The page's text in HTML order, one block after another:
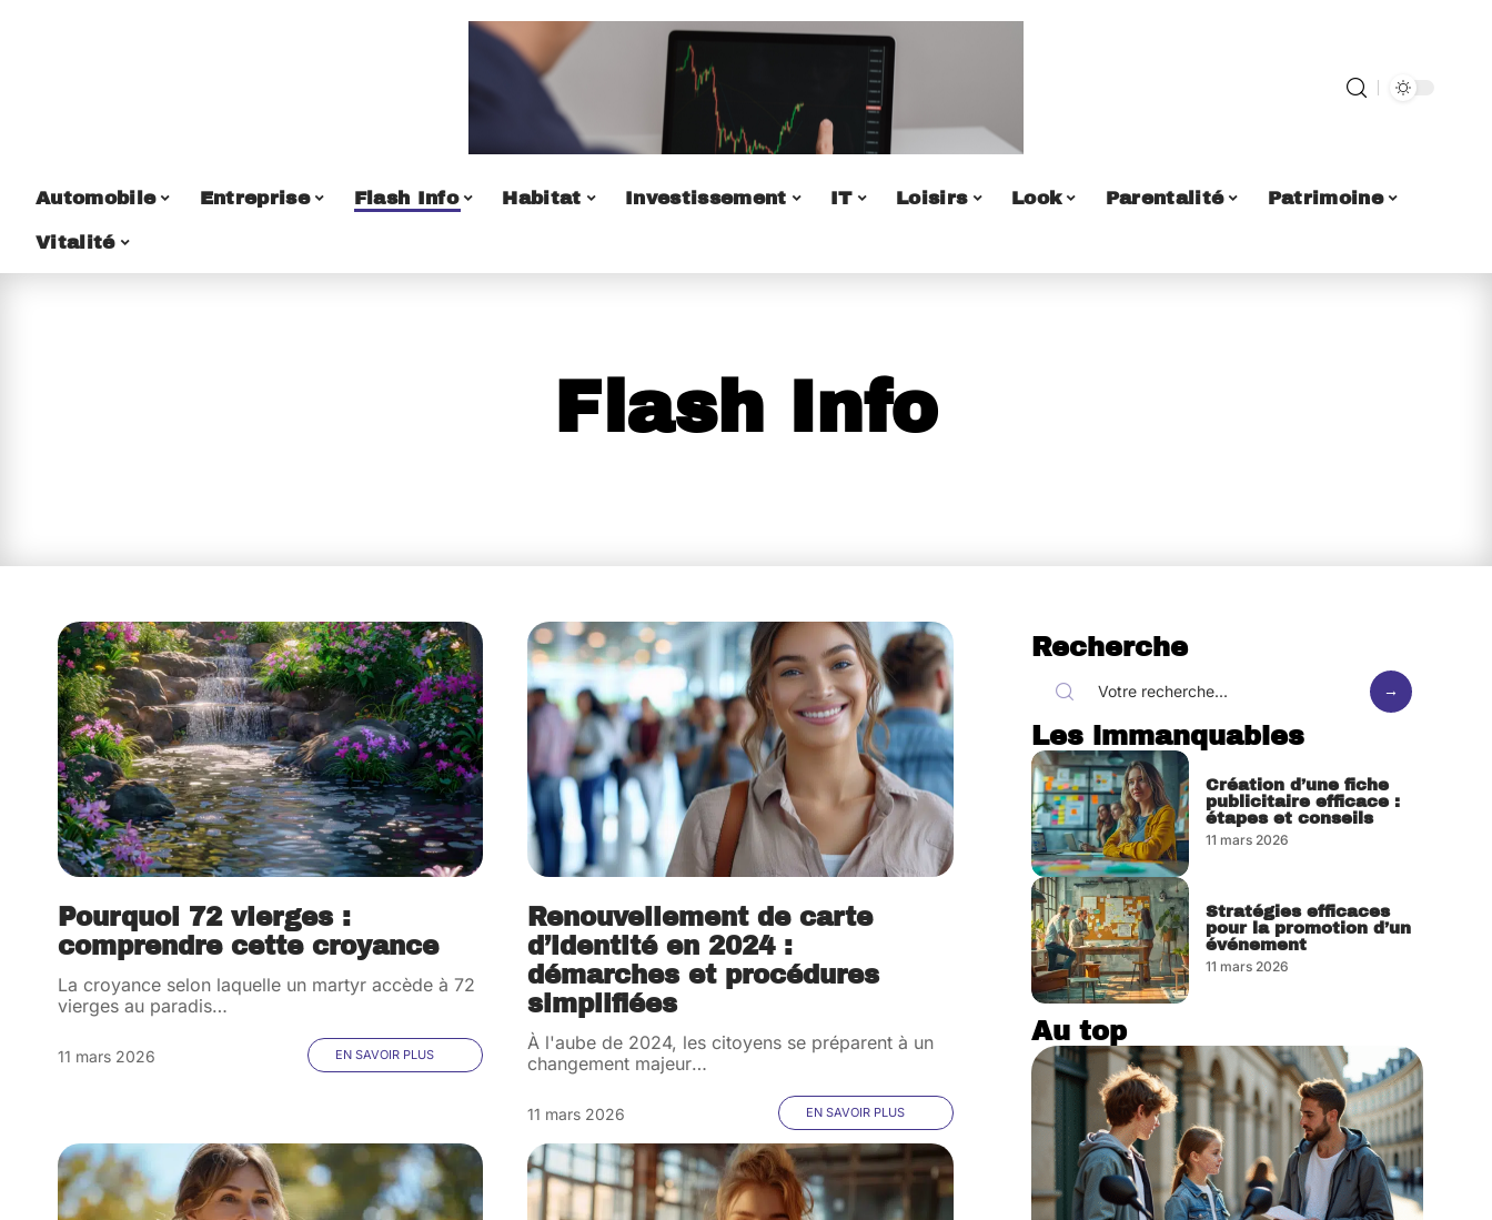
Automobile Entreprise Flash Info Habitat Investissement IT Loisirs Look Parentalité Patrimoine
Vitalité
Flash Info
Pourquoi 72 vierges :
comprendre cette croyance
La croyance selon laquelle un martyr accède à 72
vierges au paradis…
11 mars 2026 EN SAVOIR PLUS
Renouvellement de carte
d’identité en 2024 :
démarches et procédures
simplifiées
À l'aube de 2024, les citoyens se préparent à un
changement majeur…
11 mars 2026 EN SAVOIR PLUS
Recherche
Les immanquables
Création d’une fiche
publicitaire efficace :
étapes et conseils
11 mars 2026
Stratégies efficaces
pour la promotion d’un
événement
11 mars 2026
Au top